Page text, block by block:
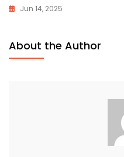
Jun 14, 2025
About the Author